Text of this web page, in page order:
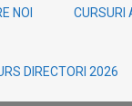
NOI CURSURI
DIRECTORI 2026